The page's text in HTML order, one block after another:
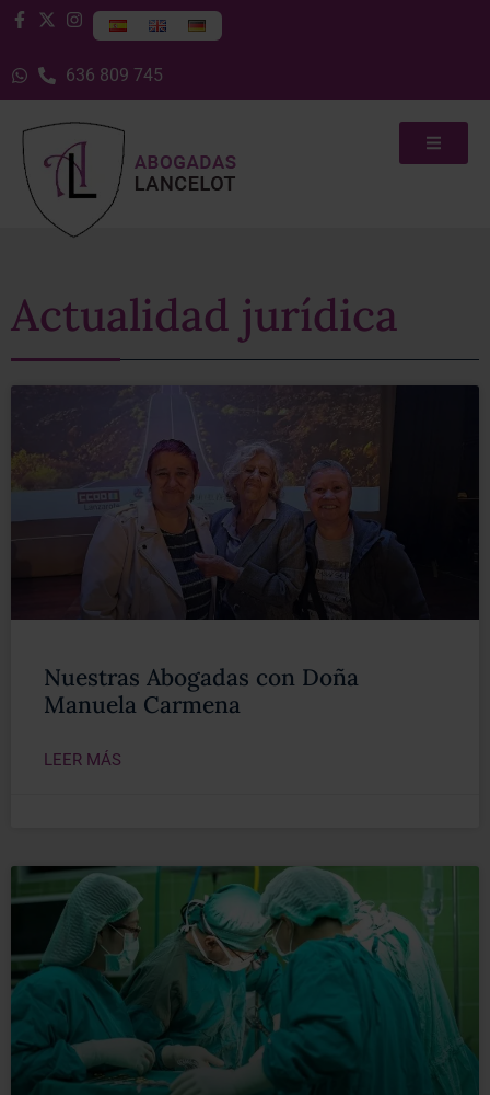
636 809 745
Actualidad jurídica
Nuestras Abogadas con Doña
Manuela Carmena
LEER MÁS